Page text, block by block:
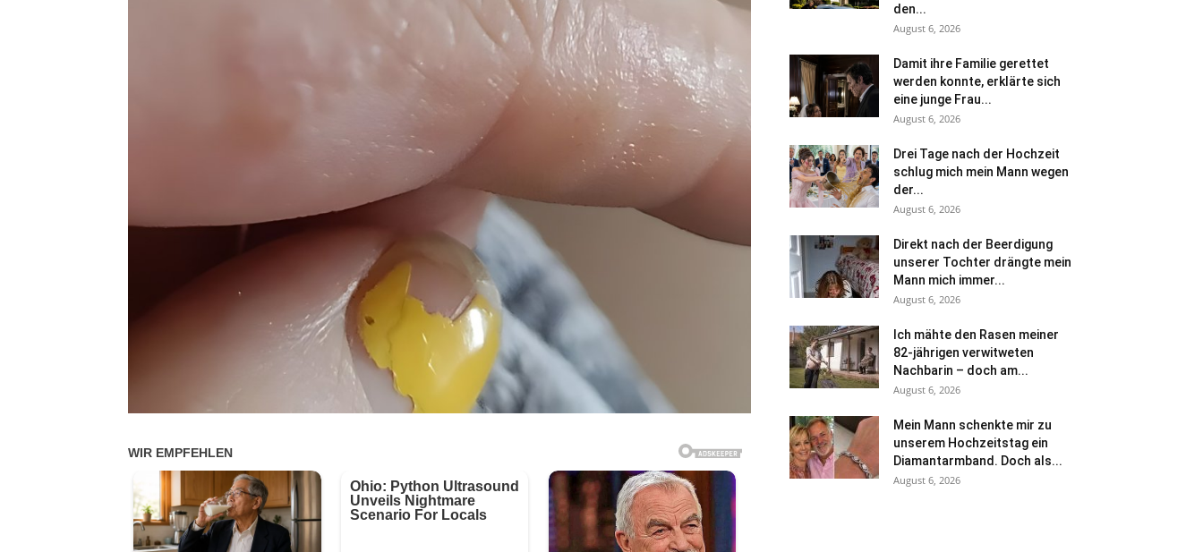
den...
August 6, 2026
Damit ihre Familie gerettet
werden konnte, erklärte sich
eine junge Frau...
August 6, 2026
Drei Tage nach der Hochzeit
schlug mich mein Mann wegen
der...
August 6, 2026
Direkt nach der Beerdigung
unserer Tochter drängte mein
Mann mich immer...
August 6, 2026
Ich mähte den Rasen meiner
82-jährigen verwitweten
Nachbarin – doch am...
August 6, 2026
Mein Mann schenkte mir zu
unserem Hochzeitstag ein
Diamantarmband. Doch als...
August 6, 2026